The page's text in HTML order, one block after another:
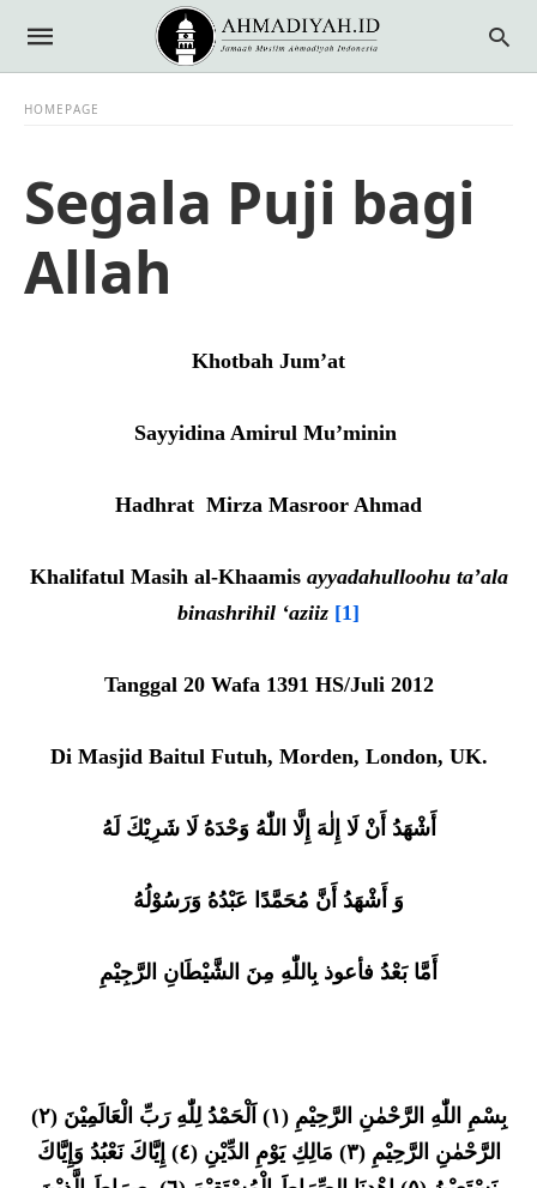
HOMEPAGE
Segala Puji bagi
Allah
Khotbah Jum’at
Sayyidina Amirul Mu’minin
Hadhrat Mirza Masroor Ahmad
Khalifatul Masih al-Khaamis ayyadahulloohu ta’ala
binashrihil ‘aziiz [1]
Tanggal 20 Wafa 1391 HS/Juli 2012
Di Masjid Baitul Futuh, Morden, London, UK.
أَشْهَدُ أَنْ لَا إِلٰهَ إِلَّا اللّٰهُ وَحْدَهُ لَا شَرِيْكَ لَهُ
وَ أَشْهَدُ أَنَّ مُحَمَّدًا عَبْدُهُ وَرَسُوْلُهُ
أَمَّا بَعْدُ فأعوذ بِاللّٰهِ مِنَ الشَّيْطَانِ الرَّجِيْمِ
بِسْمِ اللّٰهِ الرَّحْمٰنِ الرَّحِيْمِ (١) اَلْحَمْدُ لِلّٰهِ رَبِّ الْعَالَمِيْنَ (٢)
الرَّحْمٰنِ الرَّحِيْمِ (٣) مَالِكِ يَوْمِ الدِّيْنِ (٤) إِيَّاكَ نَعْبُدُ وَإِيَّاكَ